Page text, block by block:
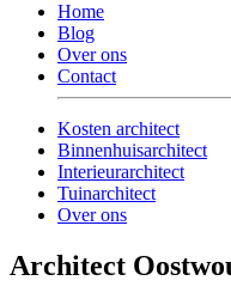
Home
Blog
Over ons
Contact
Kosten architect
Binnenhuisarchitect
Interieurarchitect
Tuinarchitect
Over ons
Architect